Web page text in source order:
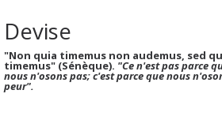
Devise
"Non quia timemus non audemus, sed
timemus" (Sénèque). "Ce n'est pas parce
nous n'osons pas; c'est parce que nous
peur".